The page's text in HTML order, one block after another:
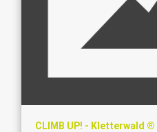
CLIMB UP! - Kletterwald